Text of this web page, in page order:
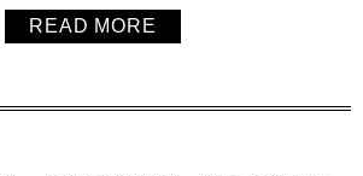
READ MORE